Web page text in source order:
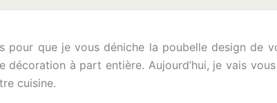
pour que je vous déniche la poubelle design de
à part entière. Aujourd’hui, je vais
cuisine.